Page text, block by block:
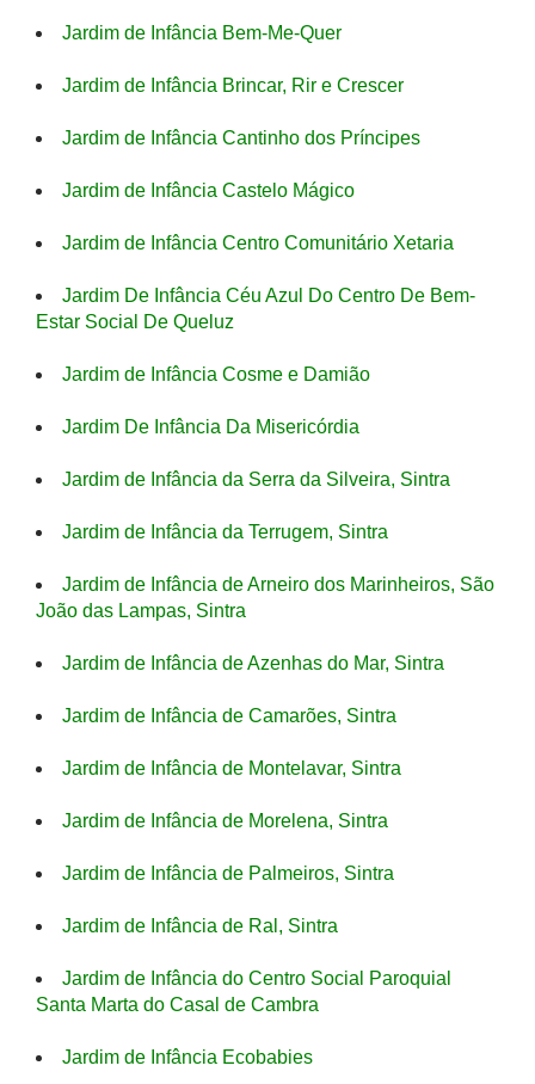
Jardim de Infância Bem-Me-Quer
Jardim de Infância Brincar, Rir e Crescer
Jardim de Infância Cantinho dos Príncipes
Jardim de Infância Castelo Mágico
Jardim de Infância Centro Comunitário Xetaria
Jardim De Infância Céu Azul Do Centro De Bem-
Estar Social De Queluz
Jardim de Infância Cosme e Damião
Jardim De Infância Da Misericórdia
Jardim de Infância da Serra da Silveira, Sintra
Jardim de Infância da Terrugem, Sintra
Jardim de Infância de Arneiro dos Marinheiros, São
João das Lampas, Sintra
Jardim de Infância de Azenhas do Mar, Sintra
Jardim de Infância de Camarões, Sintra
Jardim de Infância de Montelavar, Sintra
Jardim de Infância de Morelena, Sintra
Jardim de Infância de Palmeiros, Sintra
Jardim de Infância de Ral, Sintra
Jardim de Infância do Centro Social Paroquial
Santa Marta do Casal de Cambra
Jardim de Infância Ecobabies